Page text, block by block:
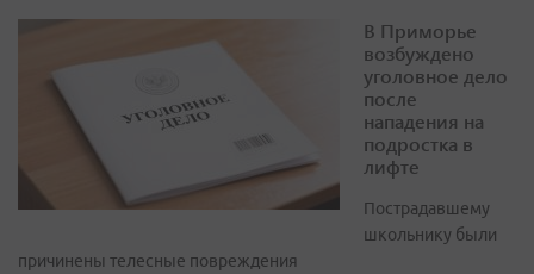
В Приморье
возбуждено
уголовное дело
после
нападения на
подростка в
лифте
Пострадавшему
школьнику были
причинены телесные повреждения